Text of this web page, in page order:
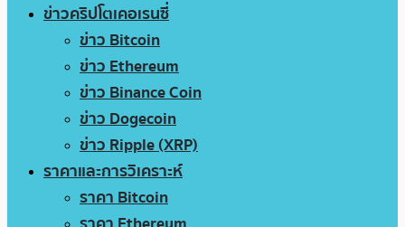
ข่าวคริปโตเคอเรนซี่
ข่าว Bitcoin
ข่าว Ethereum
ข่าว Binance Coin
ข่าว Dogecoin
ข่าว Ripple (XRP)
ราคาและการวิเคราะห์
ราคา Bitcoin